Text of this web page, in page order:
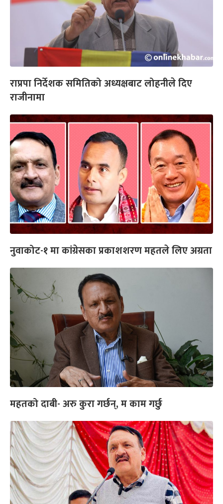
राप्रपा निर्देशक समितिको अध्यक्षबाट लोहनीले दिए
राजीनामा
नुवाकोट-१ मा कांग्रेसका प्रकाशशरण महतले लिए अग्रता
महतको दाबी- अरु कुरा गर्छन्, म काम गर्छु